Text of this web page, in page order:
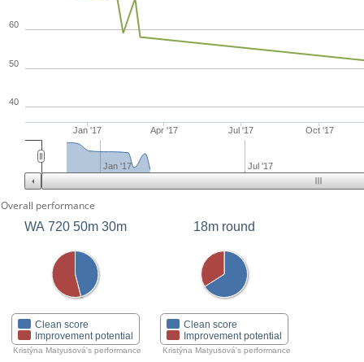
Jan '17 Apr '17 Jul '17 Oct '17
40
50
60
Jan '17 Jul '17
Overall performance
WA 720 50m 30m
Clean score
Improvement potential
Kristýna Matyusová's performance
18m round
Clean score
Improvement potential
Kristýna Matyusová's performance